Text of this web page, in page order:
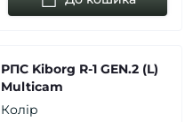
РПС Kiborg R-1 GEN.2 (L)
Multicam
Колір